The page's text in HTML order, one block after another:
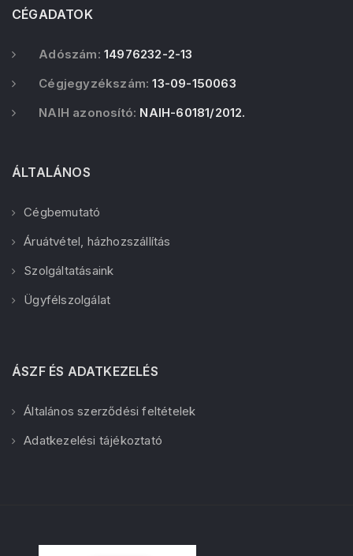
CÉGADATOK
Adószám: 14976232-2-13
Cégjegyzékszám: 13-09-150063
NAIH azonosító: NAIH-60181/2012.
ÁLTALÁNOS
Cégbemutató
Áruátvétel, házhozszállítás
Szolgáltatásaink
Ügyfélszolgálat
ÁSZF ÉS ADATKEZELÉS
Általános szerződési feltételek
Adatkezelési tájékoztató